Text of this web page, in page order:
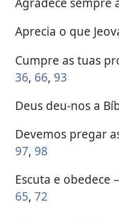
Aprecia o que
Cumpre as tuas
36, 66, 93
Deus deu-nos a
Devemos pregar
97, 98
Escuta e obedece
65, 72